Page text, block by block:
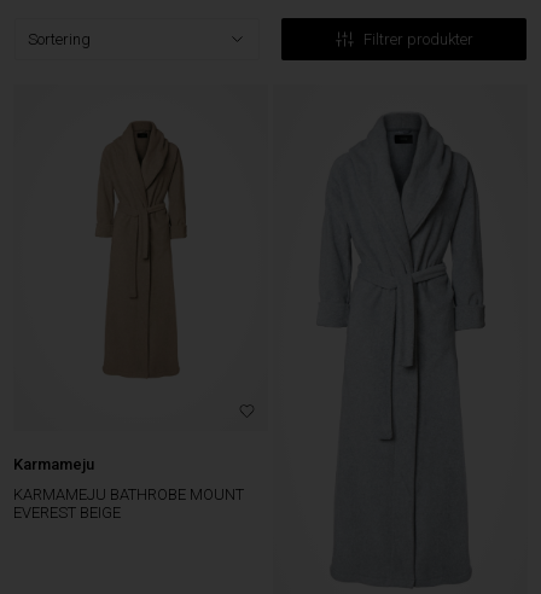
Filtrer produkter
Karmameju
KARMAMEJU BATHROBE MOUNT
EVEREST BEIGE